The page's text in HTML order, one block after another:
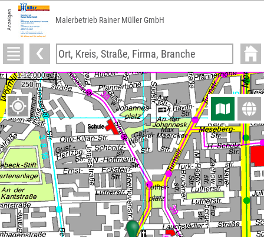
Anzeigen Malerbetrieb Rainer Müller GmbH